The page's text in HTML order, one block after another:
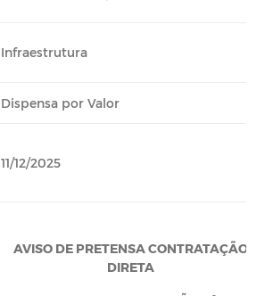
Infraestrutura
Dispensa por Valor
11/12/2025
AVISO DE PRETENSA CONTRATAÇÃO
DIRETA